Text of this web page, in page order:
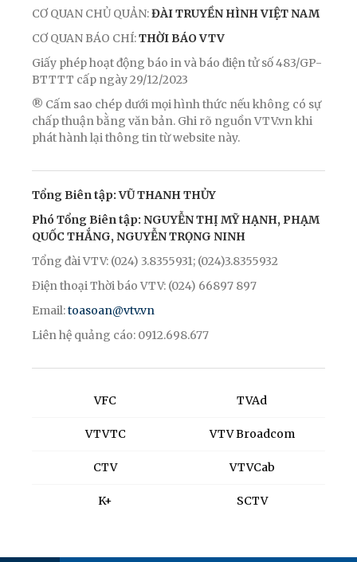
CƠ QUAN CHỦ QUẢN:ĐÀI TRUYỀN HÌNH VIỆT NAM
CƠ QUAN BÁO CHÍ:THỜI BÁO VTV
Giấy phép hoạt động báo in và báo điện tử số 483/GP-
BTTTT cấp ngày 29/12/2023
® Cấm sao chép dưới mọi hình thức nếu không có sự
chấp thuận bằng văn bản. Ghi rõ nguồn VTV.vn khi
phát hành lại thông tin từ website này.
Tổng Biên tập: VŨ THANH THỦY
Phó Tổng Biên tập: NGUYỄN THỊ MỸ HẠNH, PHẠM
QUỐC THẮNG, NGUYỄN TRỌNG NINH
Tổng đài VTV: (024) 3.8355931; (024)3.8355932
Điện thoại Thời báo VTV: (024) 66897 897
Email:toasoan@vtv.vn
Liên hệ quảng cáo: 0912.698.677
VFC
VTVTC
CTV
K+
TVAd
VTV Broadcom
VTVCab
SCTV